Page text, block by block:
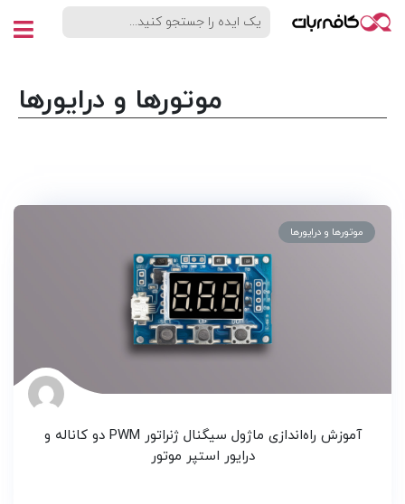
موتورها و درایورها
موتورها و درایورها
آموزش راه‌اندازی ماژول سیگنال ژنراتور PWM دو کاناله و
درایور استپر موتور